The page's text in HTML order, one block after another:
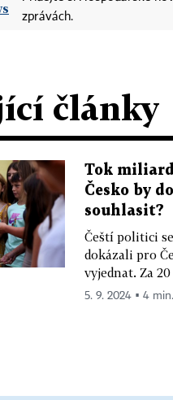
zprávách.
články
Tok
Česko by
souhlasit?
Čeští politici
dokázali pro
vyjednat. Za
5. 9. 2024 ▪ 4